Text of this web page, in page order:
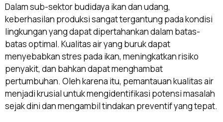
Dalam sub-sektor budidaya ikan dan udang,
keberhasilan produksi sangat tergantung pada kondisi
lingkungan yang dapat dipertahankan dalam batas-
batas optimal. Kualitas air yang buruk dapat
menyebabkan stres pada ikan, meningkatkan risiko
penyakit, dan bahkan dapat menghambat
pertumbuhan. Oleh karena itu, pemantauan kualitas air
menjadi krusial untuk mengidentifikasi potensi masalah
sejak dini dan mengambil tindakan preventif yang tepat.